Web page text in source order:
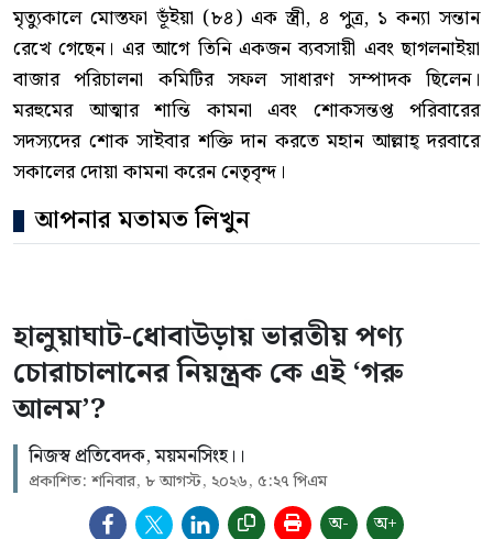
মৃত্যুকালে মোস্তফা ভূঁইয়া (৮৪) এক স্ত্রী, ৪ পুত্র, ১ কন্যা সন্তান
রেখে গেছেন। এর আগে তিনি একজন ব্যবসায়ী এবং ছাগলনাইয়া
বাজার পরিচালনা কমিটির সফল সাধারণ সম্পাদক ছিলেন।
মরহুমের আত্মার শান্তি কামনা এবং শোকসন্তপ্ত পরিবারের
সদস্যদের শোক সাইবার শক্তি দান করতে মহান আল্লাহ্ দরবারে
সকালের দোয়া কামনা করেন নেতৃবৃন্দ।
আপনার মতামত লিখুন
হালুয়াঘাট-ধোবাউড়ায় ভারতীয় পণ্য
চোরাচালানের নিয়ন্ত্রক কে এই ‘গরু
আলম’?
নিজস্ব প্রতিবেদক, ময়মনসিংহ।।
প্রকাশিত: শনিবার, ৮ আগস্ট, ২০২৬, ৫:২৭ পিএম
অ- অ+